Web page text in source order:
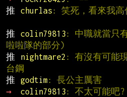
推
churlas : 笑死，看來我高
推
colin79813 : 中職就當只
啦啦隊的部分)
推
nightmare2 : 有沒有可能
台鋼
推
godtim: 長公主厲害
→
colin79813 : 不太可能吧?